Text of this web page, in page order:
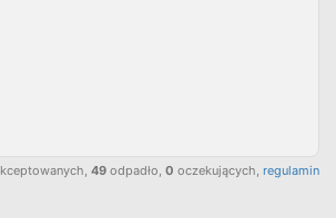
49 odpadło, 0 oczekujących, regulamin